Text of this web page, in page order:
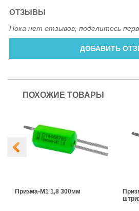
ОТЗЫВЫ
Пока нет отзывов, поделитесь
ДОБАВИТЬ
ПОХОЖИЕ ТОВАРЫ
Призма-М1 1,8 300мм